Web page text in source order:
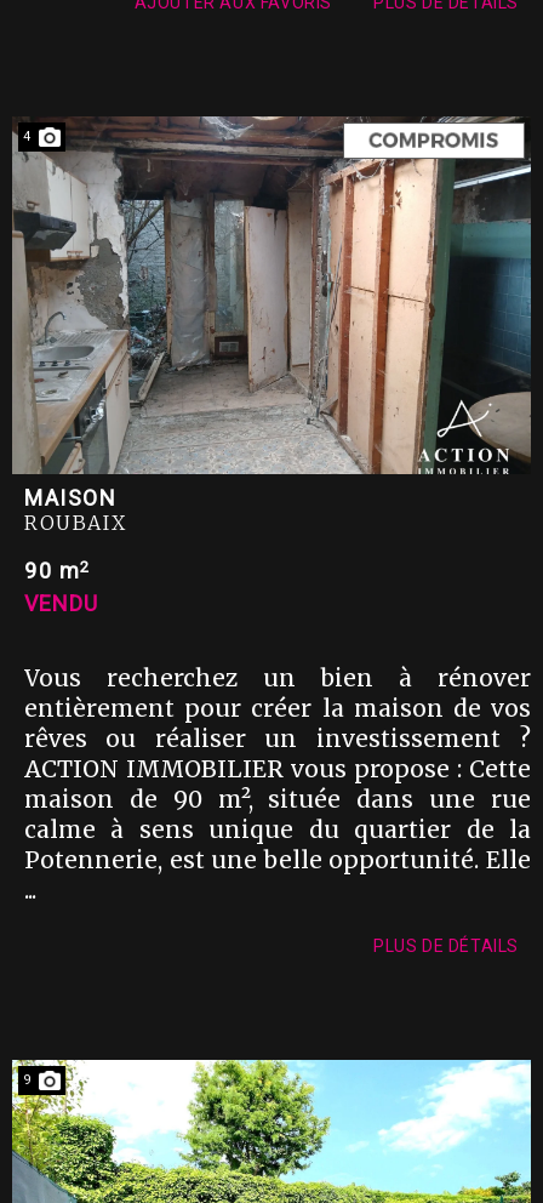
4
MAISON
ROUBAIX
90 m2
VENDU
Vous recherchez un bien à rénover
entièrement pour créer la maison de vos
rêves ou réaliser un investissement ?
ACTION IMMOBILIER vous propose : Cette
maison de 90 m², située dans une rue
calme à sens unique du quartier de la
Potennerie, est une belle opportunité. Elle
...
PLUS DE DÉTAILS
9